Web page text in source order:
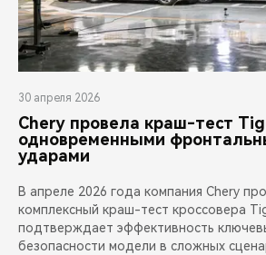
30 апреля 2026
Chery провела краш-тест
одновременными
ударами
В апреле 2026 года компания Chery
комплексный краш-тест кроссовера
подтверждает эффективность
безопасности модели в сложных